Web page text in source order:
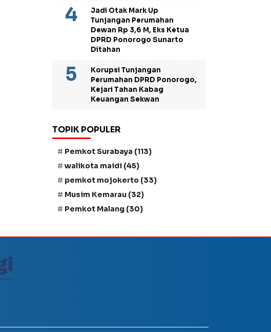
Jadi Otak Mark Up
Tunjangan Perumahan
Dewan Rp 3,6 M, Eks Ketua
DPRD Ponorogo Sunarto
Ditahan
Korupsi Tunjangan
Perumahan DPRD Ponorogo,
Kejari Tahan Kabag
Keuangan Sekwan
TOPIK POPULER
Pemkot Surabaya (113)
walikota maidi (45)
pemkot mojokerto (33)
Musim Kemarau (32)
Pemkot Malang (30)